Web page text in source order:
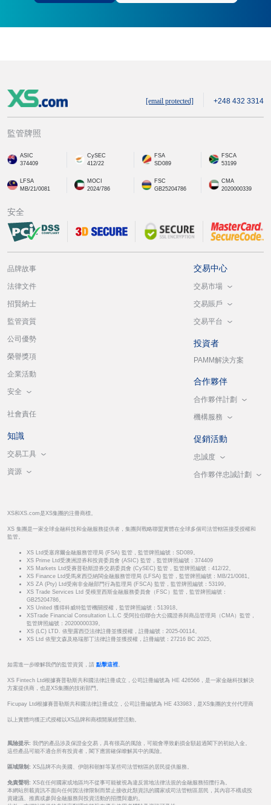
[email protected] +248 432 3314
監管牌照
ASIC
374409
CySEC
412/22
FSA
SD089
FSCA
53199
LFSA
MB/21/0081
MOCI
2024/786
FSC
GB25204786
CMA
2020000339
安全
品牌故事
法律文件
招賢納士
監管資質
公司優勢
榮譽獎項
企業活動
安全
社會責任
知識
交易工具
資源
交易中心
交易市場
交易賬戶
交易平台
投資者
PAMM解決方案
合作夥伴
合作夥伴計劃
機構服務
促銷活動
忠誠度
合作夥伴忠誠計劃
XS和XS.com是XS集團的注冊商標。
XS 集團是一家全球金融科技和金融服務提供者，集團與戰略聯盟實體在全球多個司法管轄區接受授權和
監管。
XS Ltd受塞席爾金融服務管理局 (FSA) 監管，監管牌照編號：SD089。
XS Prime Ltd受澳洲證券和投資委員會 (ASIC) 監管，監管牌照編號：374409
XS Markets Ltd受賽普勒斯證券交易委員會 (CySEC) 監管，監管牌照編號：412/22。
XS Finance Ltd受馬來西亞納閩金融服務管理局 (LFSA) 監管，監管牌照編號：MB/21/0081。
XS ZA (Pty) Ltd受南非金融部門行為監理局 (FSCA) 監管，監管牌照編號：53199。
XS Trade Services Ltd 受模里西斯金融服務委員會（FSC）監管，監管牌照編號：
GB25204786。
XS United 獲得科威特監管機關授權，監管牌照編號：513918。
XSTrade Financial Consultation L.L.C 受阿拉伯聯合大公國證券與商品管理局（CMA）監管，
監管牌照編號：20200000339。
XS (LC) LTD. 依聖露西亞法律註冊並獲授權，註冊編號：2025-00114。
XS Ltd 依聖文森及格瑞那丁法律註冊並獲授權，註冊編號：27216 BC 2025。
如需進一步瞭解我們的監管資質，請 點擊這裡。
XS Fintech Ltd根據賽普勒斯共和國法律註冊成立，公司註冊編號為 HE 426566，是一家金融科技解決
方案提供商，也是XS集團的技術部門。
Ficupay Ltd根據賽普勒斯共和國法律註冊成立，公司註冊編號為 HE 433983，是XS集團的支付代理商
以上實體均獲正式授權以XS品牌和商標開展經營活動。
風險提示: 我們的產品涉及保證金交易，具有很高的風險，可能會導致虧損金額超過閣下的初始入金。
這些產品可能不適合所有投資者，閣下應當確保瞭解其中的風險。
區域限制: XS品牌不向美國、伊朗和朝鮮等某些司法管轄區的居民提供服務。
免責聲明: XS在任何國家或地區均不從事可能被視為違反當地法律法規的金融服務招攬行為。
本網站所載資訊不面向任何因法律限制而禁止接收此類資訊的國家或司法管轄區居民，其內容不構成投
資建議、推薦或參與金融服務與投資活動的招攬與邀約。